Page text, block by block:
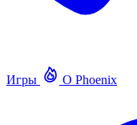
Игры О Phoenix